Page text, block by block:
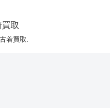
取
着買取.